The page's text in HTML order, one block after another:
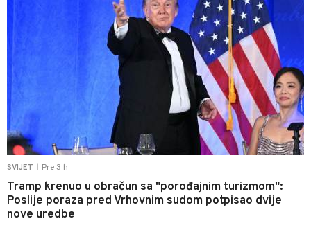
SVIJET Pre 3 h
Tramp krenuo u obračun sa "porođajnim turizmom":
Poslije poraza pred Vrhovnim sudom potpisao dvije
nove uredbe